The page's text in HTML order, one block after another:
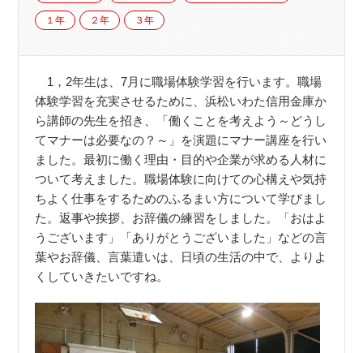
１年 ２年 ３年
1，2年生は、7月に職場体験学習を行います。職場
体験学習を充実させるために、浜松いわた信用金庫か
ら講師の先生を招き、「働くことを考えよう～どうし
てマナーは必要なの？～」を演題にマナー講座を行い
ました。最初に働く理由・目的や企業が求める人材に
ついて考えました。職場体験に向けての心構えや気持
ちよく仕事をするためのふるまい方について学びまし
た。返事や挨拶、お辞儀の練習をしました。「おはよ
うございます」「ありがとうございました」などの言
葉やお辞儀、言葉遣いは、日頃の生活の中で、よりよ
くしていきたいですね。